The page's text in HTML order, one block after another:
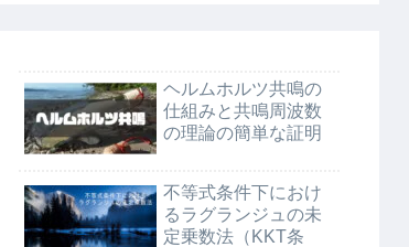
ヘルムホルツ共鳴の
仕組みと共鳴周波数
の理論の簡単な証明
不等式条件下におけ
るラグランジュの未
定乗数法（KKT条